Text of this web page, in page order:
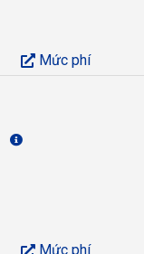
Mức phí
Mức phí